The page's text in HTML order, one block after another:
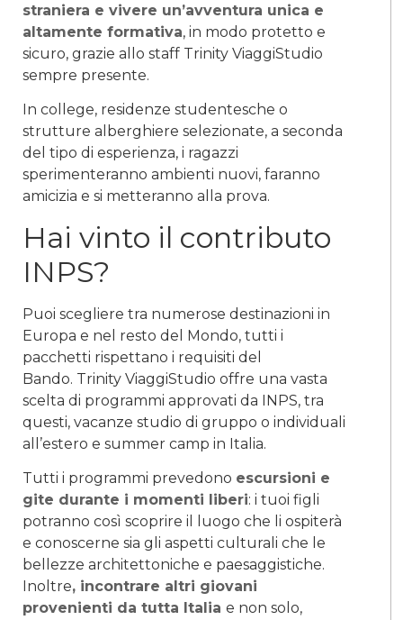
straniera e vivere un’avventura unica e
altamente formativa, in modo protetto e
sicuro, grazie allo staff Trinity ViaggiStudio
sempre presente.
In college, residenze studentesche o
strutture alberghiere selezionate, a seconda
del tipo di esperienza, i ragazzi
sperimenteranno ambienti nuovi, faranno
amicizia e si metteranno alla prova.
Hai vinto il contributo
INPS?
Puoi scegliere tra numerose destinazioni in
Europa e nel resto del Mondo, tutti i
pacchetti rispettano i requisiti del
Bando. Trinity ViaggiStudio offre una vasta
scelta di programmi approvati da INPS, tra
questi, vacanze studio di gruppo o individuali
all’estero e summer camp in Italia.
Tutti i programmi prevedono escursioni e
gite durante i momenti liberi: i tuoi figli
potranno così scoprire il luogo che li ospiterà
e conoscerne sia gli aspetti culturali che le
bellezze architettoniche e paesaggistiche.
Inoltre, incontrare altri giovani
provenienti da tutta Italia e non solo,